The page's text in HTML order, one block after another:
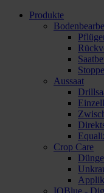
Produkte
Aussaat
Crop Care
IQBlue -